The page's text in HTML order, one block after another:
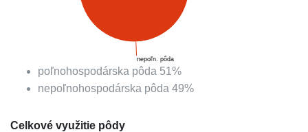
nepoľn. pôda
poľnohospodárska pôda 51%
nepoľnohospodárska pôda 49%
Celkové využitie pôdy